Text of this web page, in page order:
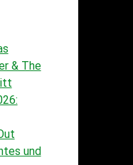
& The
und